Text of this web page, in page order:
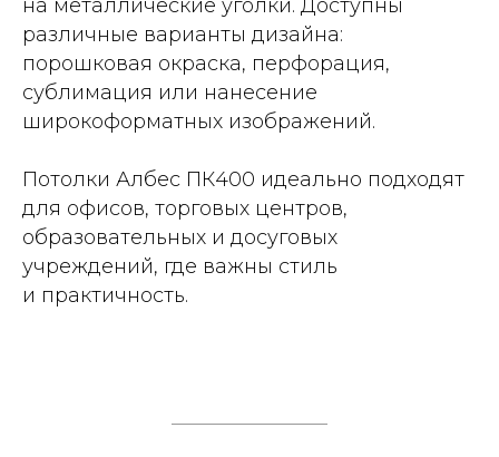
на металлические уголки. Доступны
различные варианты дизайна:
порошковая окраска, перфорация,
сублимация или нанесение
широкоформатных изображений.
Потолки Албес ПК400 идеально подходят
для офисов, торговых центров,
образовательных и досуговых
учреждений, где важны стиль
и практичность.